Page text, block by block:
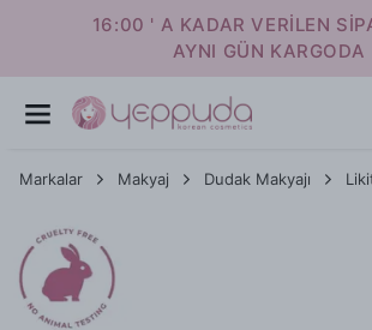
16:00 ' A KADAR VERİLEN
AYNI GÜN KARGODA
Markalar Makyaj Dudak Makyajı